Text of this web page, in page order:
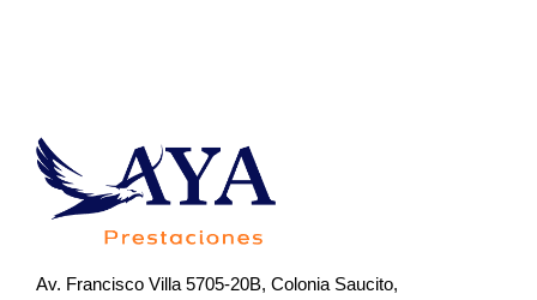
Av. Francisco Villa 5705-20B, Colonia Saucito,